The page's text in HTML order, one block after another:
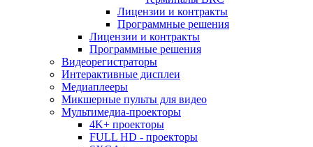
Лицензии и контракты
Программные решения
Лицензии и контракты
Программные решения
Видеорегистраторы
Интерактивные дисплеи
Медиаплееры
Микшерные пульты для видео
Мультимедиа-проекторы
4K+ проекторы
FULL HD - проекторы